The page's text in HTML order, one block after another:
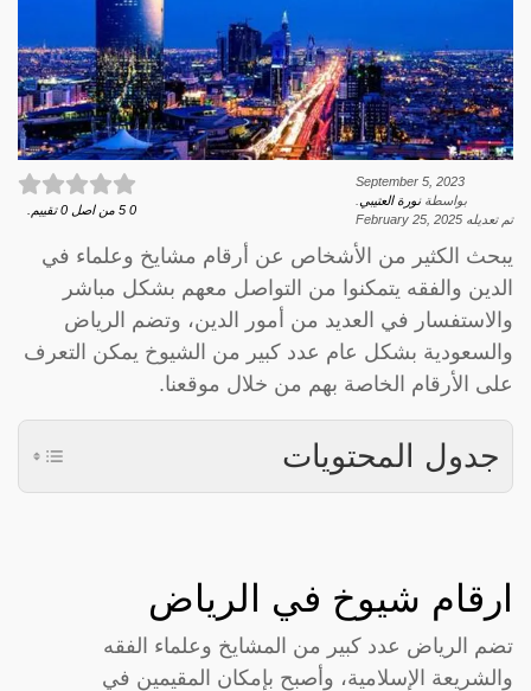
September 5, 2023
بواسطةنورة العتيبي
تم تعديله February 25, 2025
0
5 من اصل 0 تقييم.
يبحث الكثير من الأشخاص عن أرقام مشايخ وعلماء في
الدين والفقه يتمكنوا من التواصل معهم بشكل مباشر
والاستفسار في العديد من أمور الدين، وتضم الرياض
والسعودية بشكل عام عدد كبير من الشيوخ يمكن التعرف
على الأرقام الخاصة بهم من خلال موقعنا.
جدول المحتويات
ارقام شيوخ في الرياض
تضم الرياض عدد كبير من المشايخ وعلماء الفقه
والشريعة الإسلامية، وأصبح بإمكان المقيمين في